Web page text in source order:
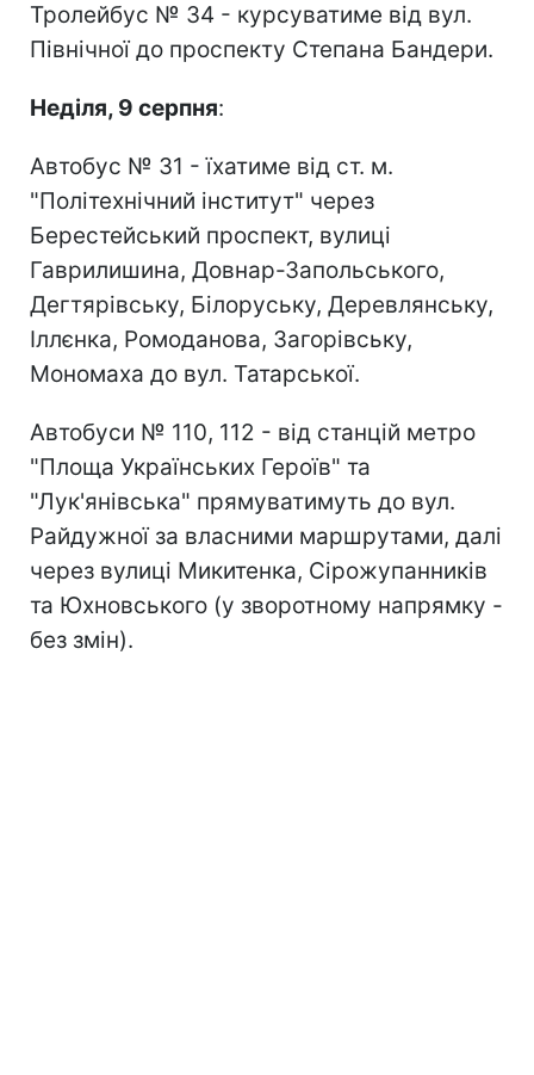
Тролейбус № 34 - курсуватиме від вул.
Північної до проспекту Степана Бандери.
Неділя, 9 серпня:
Автобус № 31 - їхатиме від ст. м.
"Політехнічний інститут" через
Берестейський проспект, вулиці
Гаврилишина, Довнар-Запольського,
Дегтярівську, Білоруську, Деревлянську,
Іллєнка, Ромоданова, Загорівську,
Мономаха до вул. Татарської.
Автобуси № 110, 112 - від станцій метро
"Площа Українських Героїв" та
"Лук'янівська" прямуватимуть до вул.
Райдужної за власними маршрутами, далі
через вулиці Микитенка, Сірожупанників
та Юхновського (у зворотному напрямку -
без змін).